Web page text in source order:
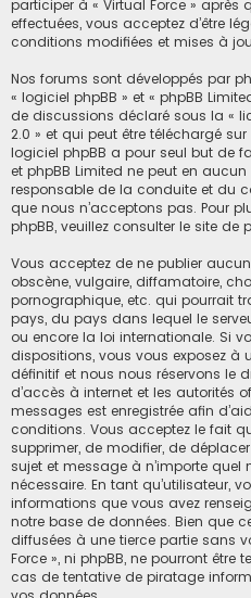
participer à « Virtual Force »
effectuées, vous acceptez d’être
conditions modifiées et mises à
Nos forums sont développés par
« logiciel phpBB » et « phpBB
de discussions déclaré sous la «
2.0 » et qui peut être téléchargé sur
logiciel phpBB a pour seul but de
et phpBB Limited ne peut en
responsable de la conduite et du
que nous n’acceptons pas. Pour
phpBB, veuillez consulter le site de
Vous acceptez de ne publier
obscène, vulgaire, diffamatoire,
pornographique, etc. qui pourrait
pays, du pays dans lequel le
ou encore la loi internationale. Si
dispositions, vous vous exposez
définitif et nous nous réservons le
d’accès à internet et les autorités
messages est enregistrée afin
conditions. Vous acceptez le fait
supprimer, de modifier, de
sujet et message à n’importe
nécessaire. En tant qu’utilisateur,
informations que vous avez
notre base de données. Bien que
diffusées à une tierce partie sans
Force », ni phpBB, ne pourront être
cas de tentative de piratage